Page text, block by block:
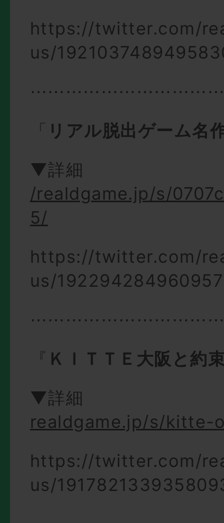
https://twitter.com/
us/
「 リアル脱出ゲーム名
▼詳細
/realdgame.jp/s/
5/
https://twitter.com/
us/
『 ＫＩＴＴＥ大阪と約
▼詳細
realdgame.jp/s/kitte-
https://twitter.com/
us/